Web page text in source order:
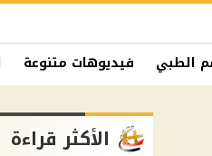
الطبي فيديوهات متنوعة
الأكثر قراءة